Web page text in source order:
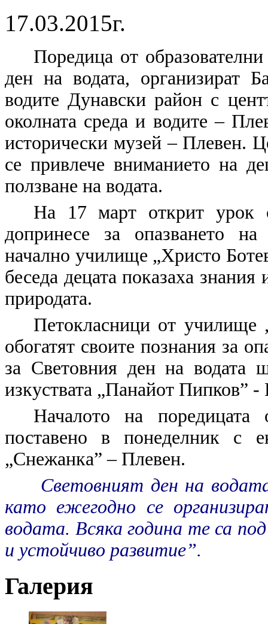
17.03.2015г.
Поредица от
ден на водата, организират
водите Дунавски район с
околната среда и водите –
исторически музей – Плевен.
се привлече вниманието на
ползване на водата.
На 17 март открит урок
допринесе за опазването
начално училище „Христо
беседа децата показаха
природата.
Петокласници от
обогатят своите познания за
за Световния ден на
изкуствата „Панайот Пипков” -
Началото на поредицата
поставено в понеделник с
„Снежанка” – Плевен.
Световният ден на
като ежегодно се
водата. Всяка година те са
и устойчиво развитие”.
Галерия